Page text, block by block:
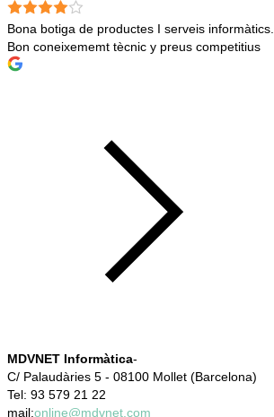
Bona botiga de productes I serveis informàtics.
Bon coneixememt tècnic y preus competitius
MDVNET Informàtica-
C/ Palaudàries 5 - 08100 Mollet (Barcelona)
Tel: 93 579 21 22
mail:online@mdvnet.com